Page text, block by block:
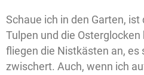
Schaue ich in den Garten,
Tulpen und die
fliegen die Nistkästen an,
zwischert. Auch, wenn ich